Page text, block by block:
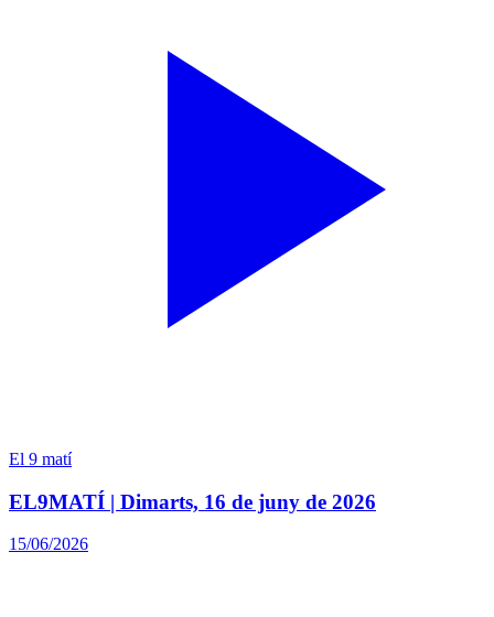
El 9 matí
EL9MATÍ | Dimarts, 16 de juny de 2026
15/06/2026